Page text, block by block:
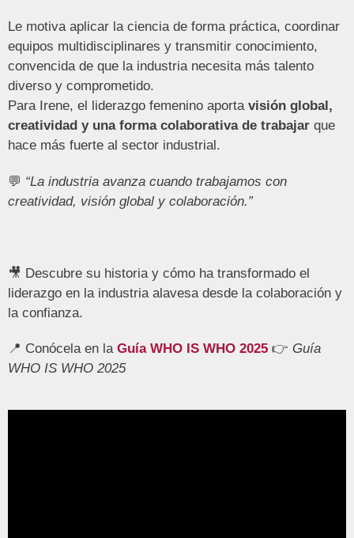
Le motiva aplicar la ciencia de forma práctica, coordinar
equipos multidisciplinares y transmitir conocimiento,
convencida de que la industria necesita más talento
diverso y comprometido.
Para Irene, el liderazgo femenino aporta visión global,
creatividad y una forma colaborativa de trabajar que
hace más fuerte al sector industrial.
💬 “La industria avanza cuando trabajamos con
creatividad, visión global y colaboración.”
🎥 Descubre su historia y cómo ha transformado el
liderazgo en la industria alavesa desde la colaboración y
la confianza.
📍 Conócela en la Guía WHO IS WHO 2025 👉 Guía
WHO IS WHO 2025